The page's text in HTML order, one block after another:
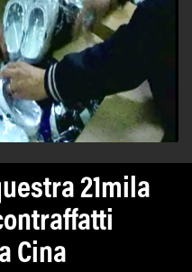
21mila
Cina